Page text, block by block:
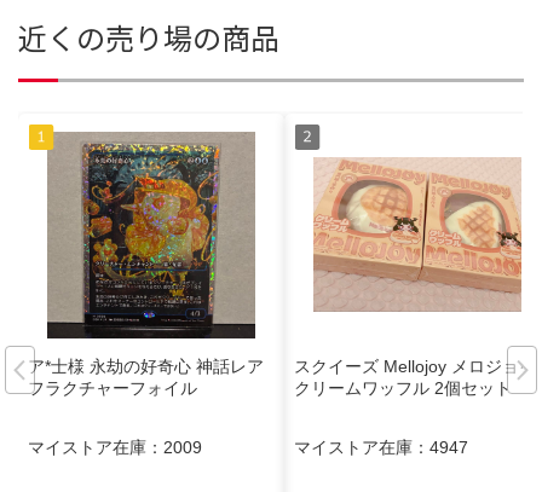
近くの売り場の商品
ア*士様 永劫の好奇心 神話レア
フラクチャーフォイル
マイストア在庫： 2009
スクイーズ Mellojoy メロジョイ
クリームワッフル 2個セット
マイストア在庫： 4947